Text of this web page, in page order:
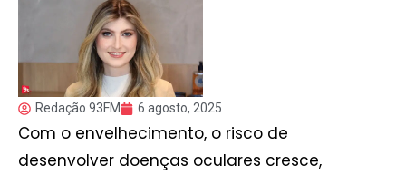
Redação 93FM 6 agosto, 2025
Com o envelhecimento, o risco de
desenvolver doenças oculares cresce,